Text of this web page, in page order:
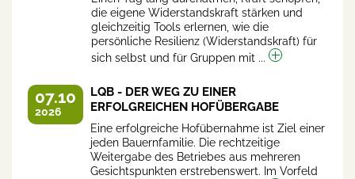
die eigene Widerstandskraft stärken und
gleichzeitig Tools erlernen, wie die
persönliche Resilienz (Widerstandskraft) für
sich selbst und für Gruppen mit ...
07.10
2026
LQB - DER WEG ZU EINER
ERFOLGREICHEN HOFÜBERGABE
Eine erfolgreiche Hofübernahme ist Ziel einer
jeden Bauernfamilie. Die rechtzeitige
Weitergabe des Betriebes aus mehreren
Gesichtspunkten erstrebenswert. Im Vorfeld